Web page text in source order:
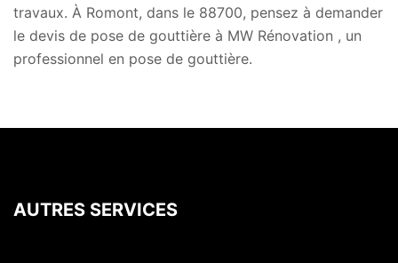
travaux. À Romont, dans le 88700, pensez à demander
le devis de pose de gouttière à MW Rénovation , un
professionnel en pose de gouttière.
AUTRES SERVICES